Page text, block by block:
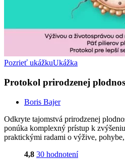
Pozrieť ukážkuUkážka
Protokol prirodzenej
Boris Bajer
Odkryte tajomstvá prirodzenej
ponúka komplexný prístup k
praktickými radami o výžive, pohybe,
4,8 30 hodnotení